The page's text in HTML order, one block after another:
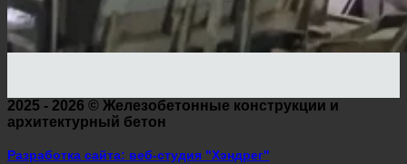
2025 - 2026 © Железобетонные конструкции и
архитектурный бетон
Разработка сайта: веб-студия "Хэндрег"